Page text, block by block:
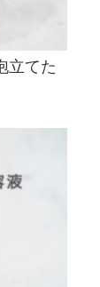
立てた